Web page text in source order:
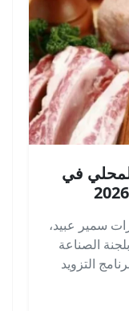
المحلي في
سمير عبيد،
الصناعة
التزويد